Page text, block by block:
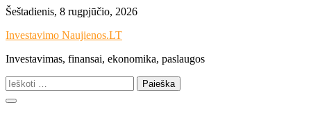
Skip
content
Šeštadienis, 8 rugpjūčio, 2026
Investavimo Naujienos.LT
Investavimas, finansai, ekonomika, paslaugos
Ieškoti: